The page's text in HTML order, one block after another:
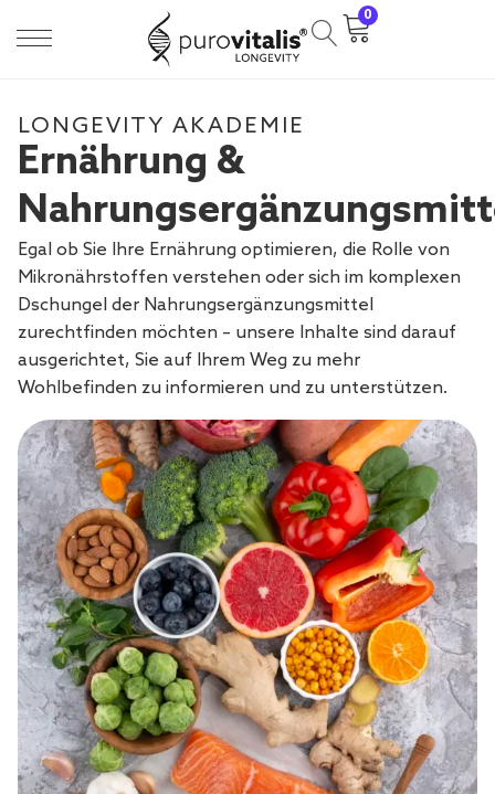
0
LONGEVITY AKADEMIE
Ernährung &
Egal ob Sie Ihre Ernährung optimieren, die Rolle von
Mikronährstoffen verstehen oder sich im komplexen
Dschungel der Nahrungsergänzungsmittel
zurechtfinden möchten – unsere Inhalte sind darauf
ausgerichtet, Sie auf Ihrem Weg zu mehr
Wohlbefinden zu informieren und zu unterstützen.